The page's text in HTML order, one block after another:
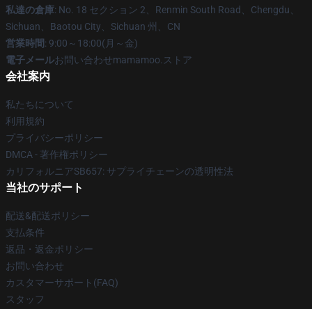
私達の倉庫: No. 18 セクション 2、Renmin South Road、Chengdu、
Sichuan、Baotou City、Sichuan 州、CN
営業時間: 9:00～18:00(月～金)
電子メールお問い合わせmamamoo.ストア
会社案内
私たちについて
利用規約
プライバシーポリシー
DMCA - 著作権ポリシー
カリフォルニアSB657: サプライチェーンの透明性法
当社のサポート
配送&配送ポリシー
支払条件
返品・返金ポリシー
お問い合わせ
カスタマーサポート(FAQ)
スタッフ